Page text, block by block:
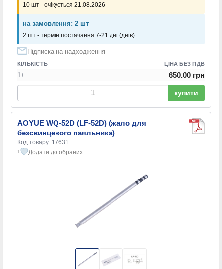
10 шт - очікується 21.08.2026
на замовлення: 2 шт
2 шт - термін постачання 7-21 дні (днів)
Підписка на надходження
КІЛЬКІСТЬ ЦІНА БЕЗ ПДВ
1+ 650.00 грн
купити
AOYUE WQ-52D (LF-52D) (жало для
безсвинцевого паяльника)
Код товару: 17631
1 Додати до обраних